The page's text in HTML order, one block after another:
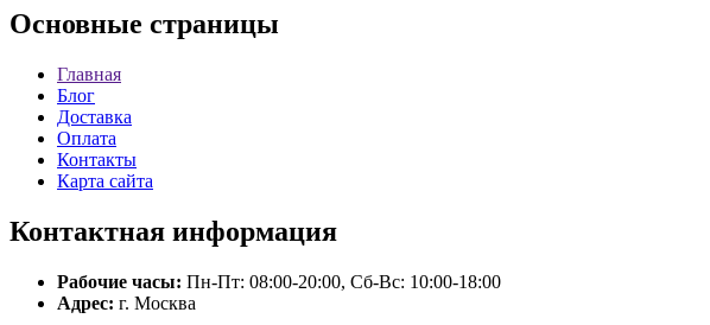
Основные страницы
Главная
Блог
Доставка
Оплата
Контакты
Карта сайта
Контактная информация
Рабочие часы: Пн-Пт: 08:00-20:00, Сб-Вс: 10:00-18:00
Адрес: г. Москва